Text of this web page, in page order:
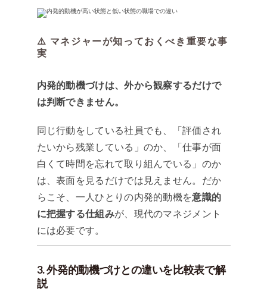
⚠️ マネジャーが知っておくべき重要な事
実
内発的動機づけは、外から観察するだけで
は判断できません。
同じ行動をしている社員でも、「評価され
たいから残業している」のか、「仕事が面
白くて時間を忘れて取り組んでいる」のか
は、表面を見るだけでは見えません。だか
らこそ、一人ひとりの内発的動機を意識的
に把握する仕組みが、現代のマネジメント
には必要です。
3. 外発的動機づけとの違いを比較表で解
説